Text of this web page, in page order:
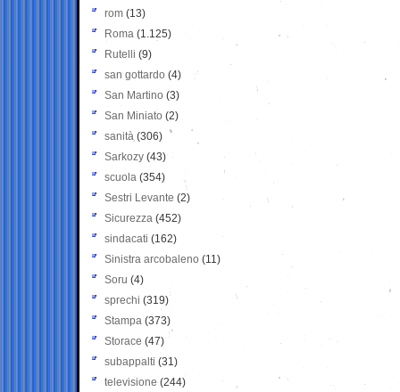
rom (13)
Roma (1.125)
Rutelli (9)
san gottardo (4)
San Martino (3)
San Miniato (2)
sanità (306)
Sarkozy (43)
scuola (354)
Sestri Levante (2)
Sicurezza (452)
sindacati (162)
Sinistra arcobaleno (11)
Soru (4)
sprechi (319)
Stampa (373)
Storace (47)
subappalti (31)
televisione(244)